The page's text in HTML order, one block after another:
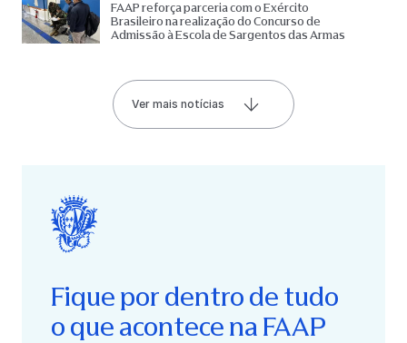
FAAP reforça parceria com o Exército
Brasileiro na realização do Concurso de
Admissão à Escola de Sargentos das Armas
Ver mais notícias
Fique por dentro de tudo
o que acontece na FAAP